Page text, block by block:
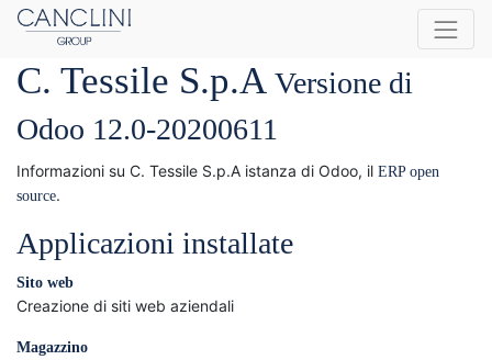
C. Tessile S.p.A Versione di
Odoo 12.0-20200611
Informazioni su C. Tessile S.p.A istanza di Odoo, il ERP open
source.
Applicazioni installate
Sito web
Creazione di siti web aziendali
Magazzino